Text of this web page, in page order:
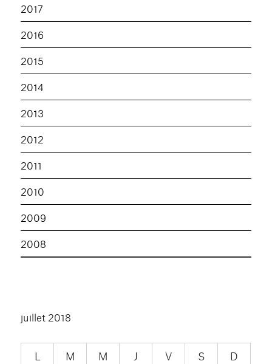
2017
2016
2015
2014
2013
2012
2011
2010
2009
2008
juillet 2018
L M M J V S
D